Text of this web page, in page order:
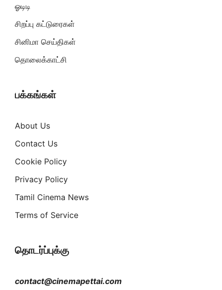
ஓடிடி
சிறப்பு கட்டுரைகள்
சினிமா செய்திகள்
தொலைக்காட்சி
பக்கங்கள்
About Us
Contact Us
Cookie Policy
Privacy Policy
Tamil Cinema News
Terms of Service
தொடர்ப்புக்கு
contact@cinemapettai.com